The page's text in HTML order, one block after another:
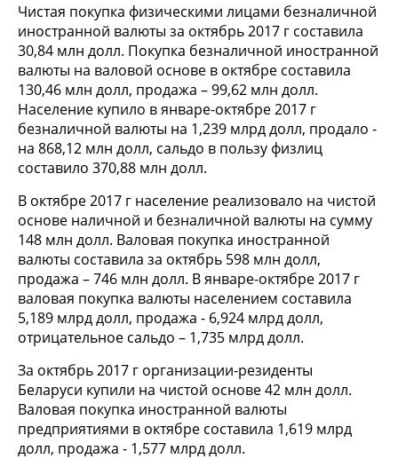
Чистая покупка физическими лицами безналичной
иностранной валюты за октябрь 2017 г составила
30,84 млн долл. Покупка безналичной иностранной
валюты на валовой основе в октябре составила
130,46 млн долл, продажа – 99,62 млн долл.
Население купило в январе-октябре 2017 г
безналичной валюты на 1,239 млрд долл, продало -
на 868,12 млн долл, сальдо в пользу физлиц
составило 370,88 млн долл.
В октябре 2017 г население реализовало на чистой
основе наличной и безналичной валюты на сумму
148 млн долл. Валовая покупка иностранной
валюты составила за октябрь 598 млн долл,
продажа – 746 млн долл. В январе-октябре 2017 г
валовая покупка валюты населением составила
5,189 млрд долл, продажа - 6,924 млрд долл,
отрицательное сальдо – 1,735 млрд долл.
За октябрь 2017 г организации-резиденты
Беларуси купили на чистой основе 42 млн долл.
Валовая покупка иностранной валюты
предприятиями в октябре составила 1,619 млрд
долл, продажа - 1,577 млрд долл.